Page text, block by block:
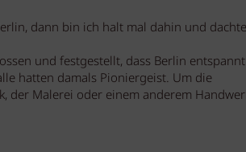
dann bin ich halt mal dahin und
und festgestellt, dass Berlin
hatten damals Pioniergeist. Um die
der Malerei oder einem anderem